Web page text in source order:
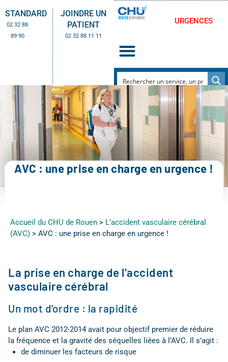
STANDARD
02 32 88
89 90
JOINDRE UN
PATIENT
02 32 88 11 11
URGENCES
AVC : une prise en charge en urgence !
Accueil du CHU de Rouen > L’accident vasculaire cérébral
(AVC) > AVC : une prise en charge en urgence !
La prise en charge de l’accident
vasculaire cérébral
Un mot d’ordre : la rapidité
Le plan AVC 2012-2014 avait pour objectif premier de réduire
la fréquence et la gravité des séquelles liées à l’AVC. Il s’agit :
de diminuer les facteurs de risque